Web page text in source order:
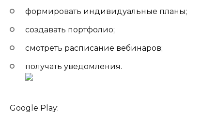
формировать индивидуальные планы;
создавать портфолио;
смотреть расписание вебинаров;
получать уведомления.
Google Play: